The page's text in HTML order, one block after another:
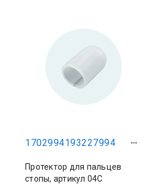
1702994193227994
Протектор для пальцев
стопы, артикул 04С